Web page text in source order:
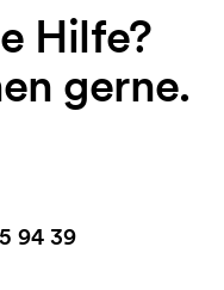
Hilfe?
gerne.
94 39